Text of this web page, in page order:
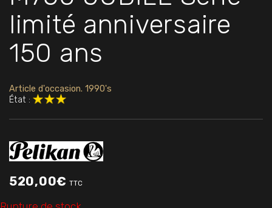
limité anniversaire
150 ans
Article d'occasion. 1990's
État :
520,00€ TTC